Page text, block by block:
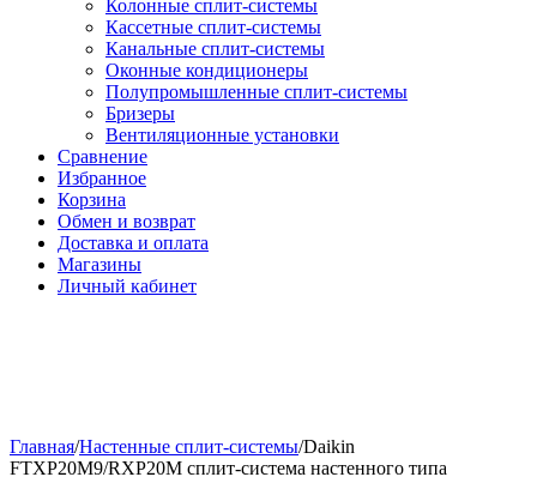
Колонные ​​сплит-системы
Кассетные сплит-системы
Канальные сплит-системы
Оконные кондиционеры
Полупромышленные сплит-системы
Бризеры
Вентиляционные установки
Сравнение
Избранное
Корзина
Обмен и возврат
Доставка и оплата
Магазины
Личный кабинет
Главная/Настенные сплит-системы/Daikin
FTXP20M9/RXP20M cплит-система настенного типа